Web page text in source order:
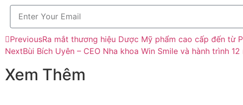
PreviousRa mắt thương hiệu Dược Mỹ phẩm cao cấp đến từ
NextBùi Bích Uyên – CEO Nha khoa Win Smile và hành trình
Xem Thêm